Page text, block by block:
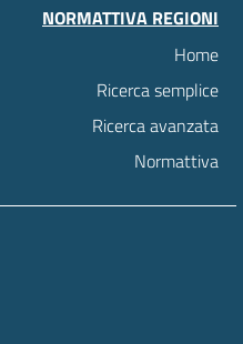
NORMATTIVA REGIONI
Home
Ricerca semplice
Ricerca avanzata
Normattiva